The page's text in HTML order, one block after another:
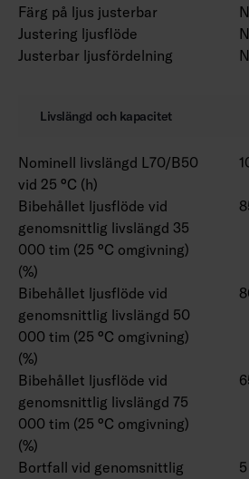
Färg på ljus justerbar
Justering ljusflöde
Justerbar ljusfördelning
Livslängd och kapacitet
Nominell livslängd L70/B50
vid 25 °C (h)
Bibehållet ljusflöde vid
genomsnittlig livslängd 35
000 tim (25 °C omgivning)
(%)
Bibehållet ljusflöde vid
genomsnittlig livslängd 50
000 tim (25 °C omgivning)
(%)
Bibehållet ljusflöde vid
genomsnittlig livslängd 75
000 tim (25 °C omgivning)
(%)
Bortfall vid genomsnittlig